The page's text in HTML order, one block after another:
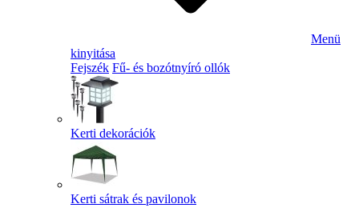
Menü
kinyitása
Fejszék Fű- és bozótnyíró ollók
Kerti dekorációk
Kerti sátrak és pavilonok